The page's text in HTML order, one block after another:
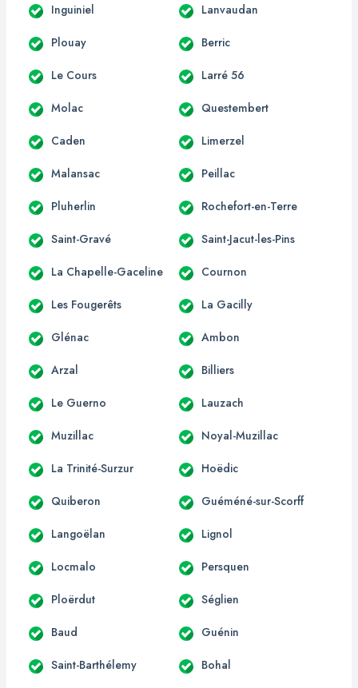
Inguiniel Lanvaudan
Plouay Berric
Le Cours Larré 56
Molac Questembert
Caden Limerzel
Malansac Peillac
Pluherlin Rochefort-en-Terre
Saint-Gravé Saint-Jacut-les-Pins
La Chapelle-Gaceline Cournon
Les Fougerêts La Gacilly
Glénac Ambon
Arzal Billiers
Le Guerno Lauzach
Muzillac Noyal-Muzillac
La Trinité-Surzur Hoëdic
Quiberon Guéméné-sur-Scorff
Langoëlan Lignol
Locmalo Persquen
Ploërdut Séglien
Baud Guénin
Saint-Barthélemy Bohal